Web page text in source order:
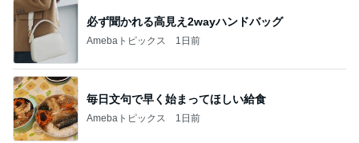
必ず聞かれる高見え2wayハンドバッグ
Amebaトピックス 1日前
毎日文句で早く始まってほしい給食
Amebaトピックス 1日前